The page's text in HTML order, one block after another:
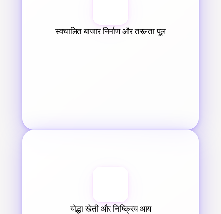
स्वचालित बाजार निर्माण और तरलता पूल
योद्धा खेती और निष्क्रिय आय